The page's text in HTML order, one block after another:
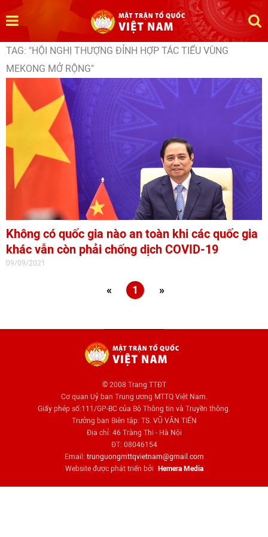
TAG: "HỘI NGHỊ THƯỢNG ĐỈNH HỢP TÁC TIỂU VÙNG
MEKONG MỞ RỘNG"
Không có quốc gia nào an toàn khi các quốc gia
khác vẫn còn phải chống dịch COVID-19
09/09/2021
« 1 »
© 2008 Trang TTĐT
Cơ quan Uỷ ban Trung ương MTTQ Việt Nam.
Giấy phép số:111/GP-BC của Bộ Thông tin và Truyền thông.
Trưởng ban Biên tập: TS. VŨ VĂN TIẾN
Địa chỉ: 46 Tràng Thi - Hà Nội
ĐT: 08046154
Email: trunguongmttqvietnam@gmail.com
Website được phát triển bởi
Hemera Media